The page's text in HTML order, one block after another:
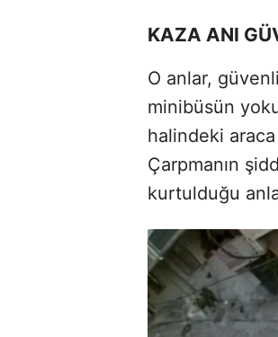
KAZA ANI
O anlar,
minibüsün
halindeki araca
Çarpmanın
kurtulduğu